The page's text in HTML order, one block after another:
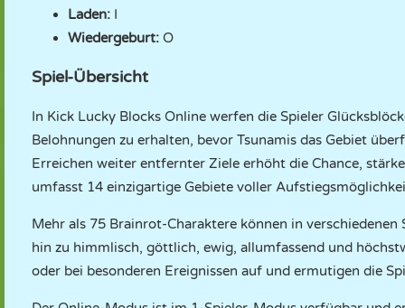
Laden: I
Wiedergeburt: O
Spiel-Übersicht
In Kick Lucky Blocks Online werfen die Spieler
Belohnungen zu erhalten, bevor Tsunamis das Gebiet
Erreichen weiter entfernter Ziele erhöht die Chance,
umfasst 14 einzigartige Gebiete voller
Mehr als 75 Brainrot-Charaktere können in
hin zu himmlisch, göttlich, ewig, allumfassend und
oder bei besonderen Ereignissen auf und ermutigen die